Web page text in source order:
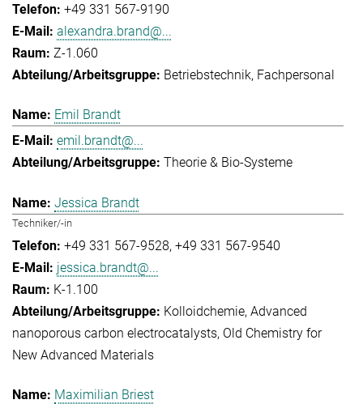
+49 331 567-9190
alexandra.brand@...
Z-1.060
Betriebstechnik Fachpersonal
Emil Brandt
emil.brandt@...
Theorie & Bio-Systeme
Jessica Brandt
Techniker/-in
+49 331 567-9528 +49 331 567-9540
jessica.brandt@...
K-1.100
Kolloidchemie Advanced
nanoporous carbon electrocatalysts Old Chemistry for
New Advanced Materials
Maximilian Briest